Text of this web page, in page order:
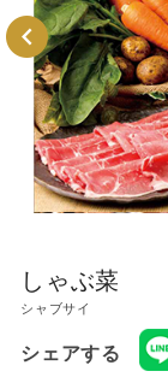
※ラストオーダーは
ららぽー
メールで送る
しゃぶ菜
シャブサイ
シェアする